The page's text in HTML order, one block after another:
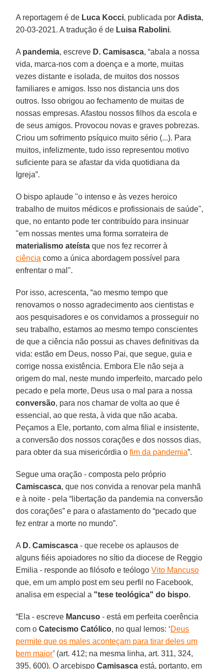
A reportagem é de Luca Kocci, publicada por Adista,
20-03-2021. A tradução é de Luisa Rabolini.
A pandemia, escreve D. Camisasca, “abala a nossa
vida, marca-nos com a doença e a morte, muitas
vezes distante e isolada, de muitos dos nossos
familiares e amigos. Isso nos distancia uns dos
outros. Isso obrigou ao fechamento de muitas de
nossas empresas. Afastou nossos filhos da escola e
de seus amigos. Provocou novas e graves pobrezas.
Criou um sofrimento psíquico muito sério (...). Para
muitos, infelizmente, tudo isso representou motivo
suficiente para se afastar da vida quotidiana da
Igreja”.
O bispo aplaude "o intenso e às vezes heroico
trabalho de muitos médicos e profissionais de saúde",
que, no entanto pode ter contribuído para insinuar
"em nossas mentes uma forma sorrateira de
materialismo ateísta que nos fez recorrer à
ciência como a única abordagem possível para
enfrentar o mal".
Por isso, acrescenta, “ao mesmo tempo que
renovamos o nosso agradecimento aos cientistas e
aos pesquisadores e os convidamos a prosseguir no
seu trabalho, estamos ao mesmo tempo conscientes
de que a ciência não possui as chaves definitivas da
vida: estão em Deus, nosso Pai, que segue, guia e
corrige nossa existência. Embora Ele não seja a
origem do mal, neste mundo imperfeito, marcado pelo
pecado e pela morte, Deus usa o mal para a nossa
conversão, para nos chamar de volta ao que é
essencial, ao que resta, à vida que não acaba.
Peçamos a Ele, portanto, com alma filial e insistente,
a conversão dos nossos corações e dos nossos dias,
para obter da sua misericórdia ofim da pandemia”.
Segue uma oração - composta pelo próprio
Camiscasca, que nos convida a renovar pela manhã
e à noite - pela “libertação da pandemia na conversão
dos corações” e para o afastamento do “pecado que
fez entrar a morte no mundo”.
A D. Camiscasca - que recebe os aplausos de
alguns fiéis apoiadores no sítio da diocese de Reggio
Emilia - responde ao filósofo e teólogoVito Mancuso
que, em um amplo post em seu perfil no Facebook,
analisa em especial a "tese teológica" do bispo.
“Ela - escreve Mancuso - está em perfeita coerência
com oCatecismo Católico, no qual lemos: ‘Deus
permite que os males aconteçam para tirar deles um
bem maior’ (art. 412; na mesma linha, art. 311, 324,
395, 600). O arcebispoCamisasca está, portanto, em